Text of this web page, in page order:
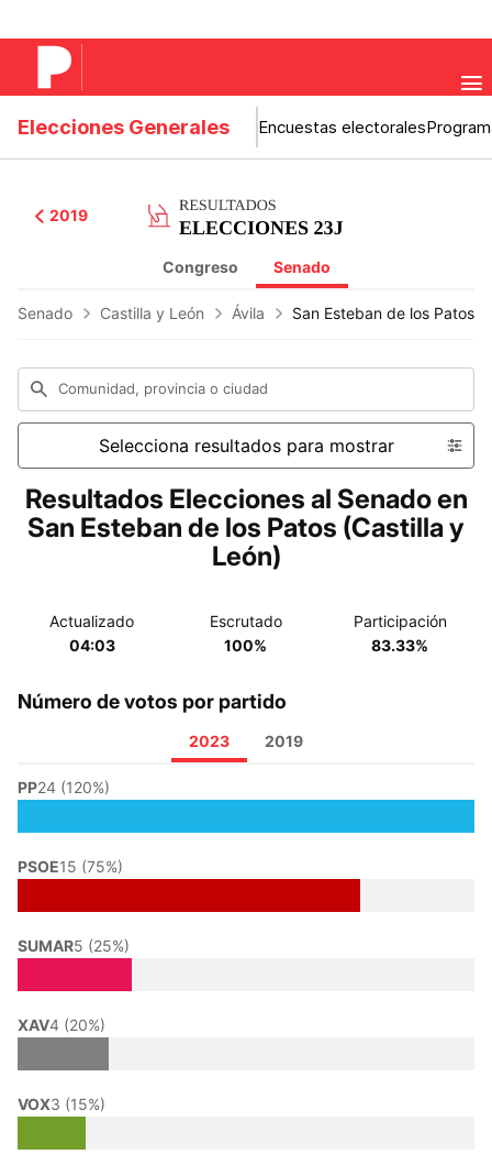
Elecciones Generales Encuestas electorales
2019
Congreso Senado
Senado Castilla y León Ávila San Esteban de los Patos
Comunidad, provincia o ciudad
Selecciona resultados para mostrar
Resultados Elecciones al Senado en
San Esteban de los Patos (Castilla y
León)
Actualizado
04:03
Escrutado
100%
Participación
83.33%
Número de votos por partido
2023 2019
PP24 (120%)
PSOE15 (75%)
SUMAR5 (25%)
XAV4 (20%)
VOX3 (15%)